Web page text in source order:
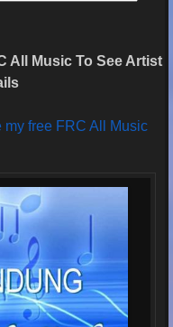
All Music To See Artist
my free FRC All Music